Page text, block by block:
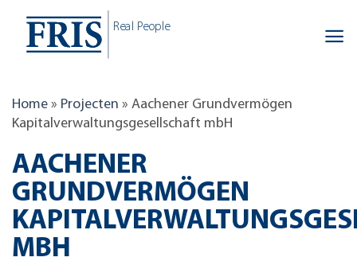
content
Real People
Home » Projecten » Aachener Grundvermögen
Kapitalverwaltungsgesellschaft mbH
AACHENER
GRUNDVERMÖGEN
MBH